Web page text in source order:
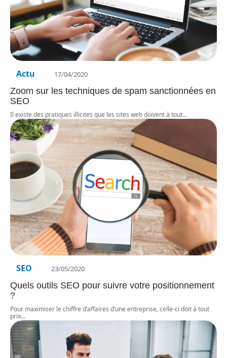
Actu 17/04/2020
Zoom sur les techniques de spam sanctionnées en
SEO
Il existe des pratiques illicites que les sites web doivent à tout…
SEO 23/05/2020
Quels outils SEO pour suivre votre positionnement
?
Pour maximiser le chiffre d’affaires d’une entreprise, celle-ci doit à tout
prix…